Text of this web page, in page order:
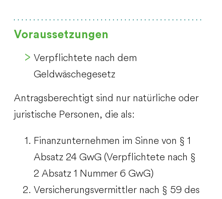
Voraussetzungen
Verpflichtete nach dem
Geldwäschegesetz
Antragsberechtigt sind nur natürliche oder
juristische Personen, die als:
Finanzunternehmen im Sinne von § 1
Absatz 24 GwG (Verpflichtete nach §
2 Absatz 1 Nummer 6 GwG)
Versicherungsvermittler nach § 59 des